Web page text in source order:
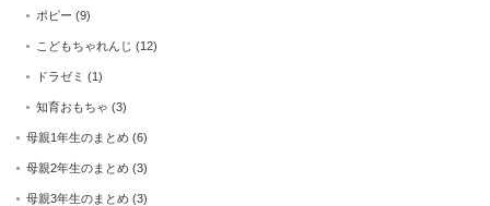
ポピー (9)
こどもちゃれんじ (12)
ドラゼミ (1)
知育おもちゃ (3)
母親1年生のまとめ (6)
母親2年生のまとめ (3)
母親3年生のまとめ (3)